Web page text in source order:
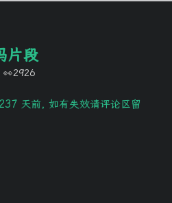
片段
👀2926
天前, 如有失效请评论区留